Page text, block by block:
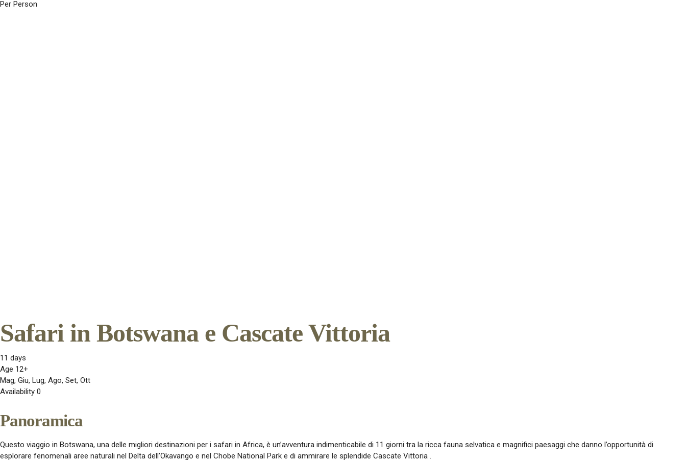
Per Person
Safari in Botswana e Cascate Vittoria
11 days
Age 12+
Mag, Giu, Lug, Ago, Set, Ott
Availability 0
Panoramica
Questo viaggio in Botswana, una delle migliori destinazioni per i safari in Africa, è un’avventura indimenticabile di 11 giorni tra la ricca fauna selvatica e magnifici paesaggi che danno l’opportunità di
esplorare fenomenali aree naturali nel Delta dell’Okavango e nel Chobe National Park e di ammirare le splendide Cascate Vittoria .